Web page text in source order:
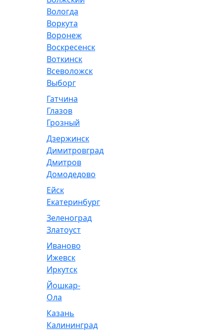
Вологда
Воркута
Воронеж
Воскресенск
Воткинск
Всеволожск
Выборг
Гатчина
Глазов
Грозный
Дзержинск
Димитровград
Дмитров
Домодедово
Ейск
Екатеринбург
Зеленоград
Златоуст
Иваново
Ижевск
Иркутск
Йошкар-
Ола
Казань
Калининград